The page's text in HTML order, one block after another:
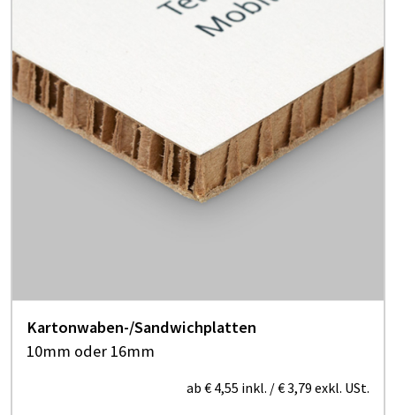
Kartonwaben-/Sandwichplatten
10mm oder 16mm
ab € 4,55 inkl. /€ 3,79 exkl. USt.